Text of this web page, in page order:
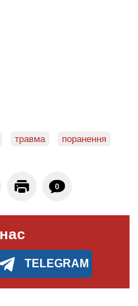
травма поранення
0
TELEGRAM